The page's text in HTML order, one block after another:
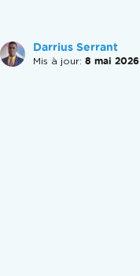
Darrius Serrant
Mis à jour: 8 mai 2026